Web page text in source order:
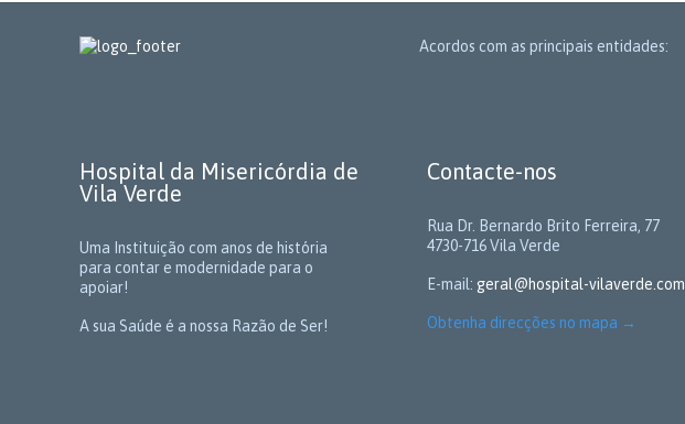
Acordos com as principais entidades:
Hospital da Misericórdia de
Vila Verde
Uma Instituição com anos de história
para contar e modernidade para o
apoiar!
A sua Saúde é a nossa Razão de Ser!
Contacte-nos
Rua Dr. Bernardo Brito Ferreira, 77
4730-716 Vila Verde
E-mail: geral@hospital-vilaverde.com
Obtenha direcções no mapa →